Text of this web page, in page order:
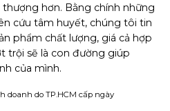
hơn. Bằng chính những
cứu tâm huyết, chúng tôi tin
phẩm chất lượng, giá cả hợp
trội sẽ là con đường giúp
của mình.
doanh do TP.HCM cấp ngày